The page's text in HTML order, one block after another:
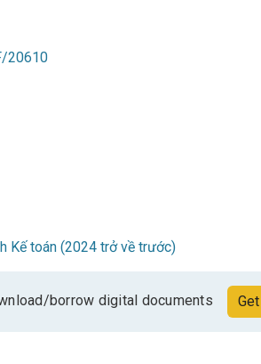
20610
Kế toán (2024 trở về trước)
borrow digital documents